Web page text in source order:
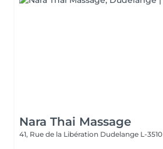
Nara Thai Massage
41, Rue de la Libération Dudelange L-3510